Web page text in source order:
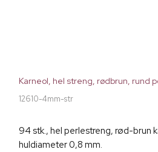
Karneol, hel streng, rødbrun, rund
12610-4mm-str
94 stk., hel perlestreng, rød-brun
huldiameter 0,8 mm.